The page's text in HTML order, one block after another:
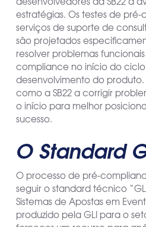
estratégias. Os testes de
serviços de suporte de
são projetados
resolver problemas
compliance no início do
desenvolvimento do
como a SB22 a corrigir
o início para melhor
sucesso.
O Standard
O processo de pré-
seguir o standard técnico
Sistemas de Apostas em
produzido pela GLI para o